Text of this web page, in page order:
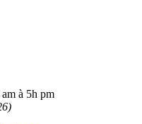
à 5h pm